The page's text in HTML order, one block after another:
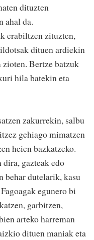
dituzten
ahal da.
erabiltzen zituzten,
dituen ardiekin
Bertze batzuk
hila batekin eta
zakurrekin, salbu
gehiago mimatzen
heien bazkatzeko.
gazteak edo
behar dutelarik, kasu
egunero bi
garbitzen,
arteko harreman
dituen maniak eta